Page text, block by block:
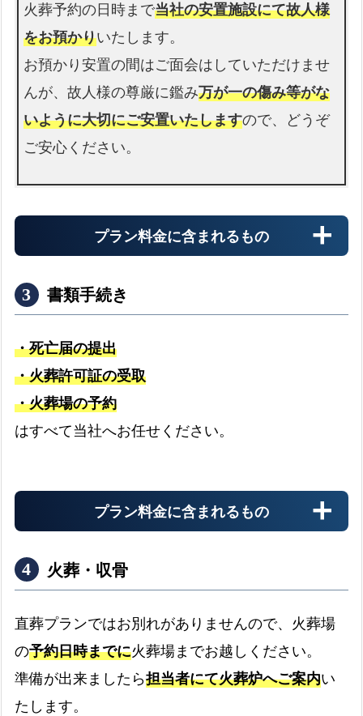
あ
る
問
と
回
え
の
流
久
の
そ
他
の
プ
留
米
市
の
警察署
expand_more警察署へのお迎え
火葬予約の日時まで当社の安置施設にて故人様
をお預かりいたします。
お預かり安置の間はご面会はしていただけませ
んが、故人様の尊厳に鑑み万が一の傷み等がな
いように大切にご安置いたしますので、どうぞ
ご安心ください。
プラン料金に含まれるもの
お迎え先からの搬送料金
安置料金
ドライアイス
最大3日分まで無料です
書類手続き
・死亡届の提出
・火葬許可証の受取
・火葬場の予約
はすべて当社へお任せください。
プラン料金に含まれるもの
書類手続き代行
書類手続きはすべて代行します
火葬・収骨
直葬プランではお別れがありませんので、火葬場
の予約日時までに火葬場までお越しください。
準備が出来ましたら担当者にて火葬炉へご案内い
たします。